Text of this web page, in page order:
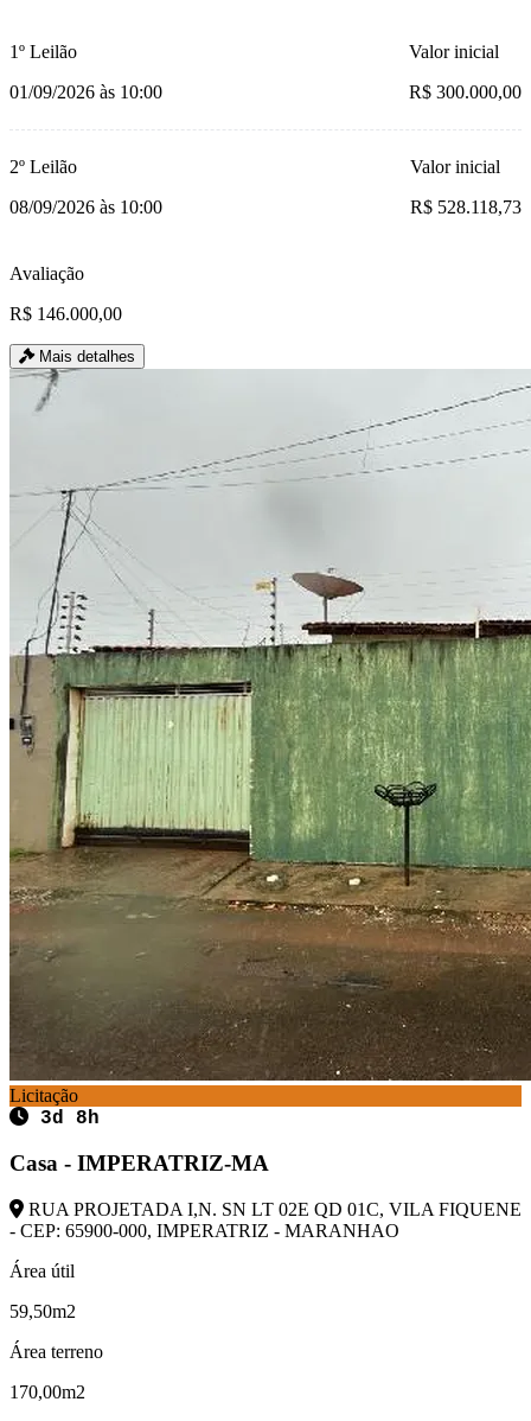
1º Leilão
01/09/2026 às 10:00
Valor inicial
R$ 300.000,00
2º Leilão
08/09/2026 às 10:00
Valor inicial
R$ 528.118,73
Avaliação
R$ 146.000,00
Mais detalhes
Licitação
3d 8h
Casa - IMPERATRIZ-MA
RUA PROJETADA I,N. SN LT 02E QD 01C, VILA FIQUENE
- CEP: 65900-000, IMPERATRIZ - MARANHAO
Área útil
59,50m2
Área terreno
170,00m2